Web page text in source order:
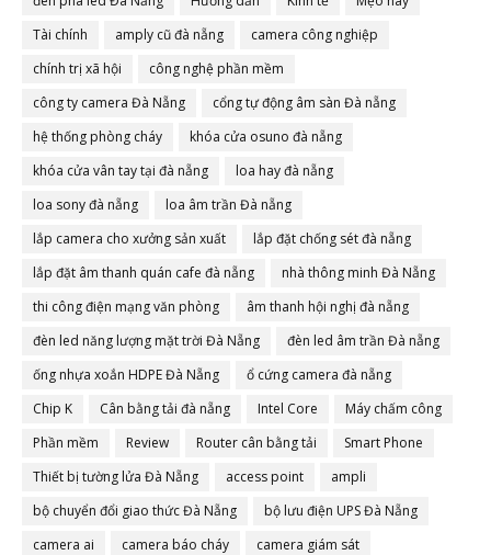
Tài chính
amply cũ đà nẵng
camera công nghiệp
chính trị xã hội
công nghệ phần mềm
công ty camera Đà Nẵng
cổng tự động âm sàn Đà nẵng
hệ thống phòng cháy
khóa cửa osuno đà nẵng
khóa cửa vân tay tại đà nẵng
loa hay đà nẵng
loa sony đà nẵng
loa âm trần Đà nẵng
lắp camera cho xưởng sản xuất
lắp đặt chống sét đà nẵng
lắp đặt âm thanh quán cafe đà nẵng
nhà thông minh Đà Nẵng
thi công điện mạng văn phòng
âm thanh hội nghị đà nẵng
đèn led năng lượng mặt trời Đà Nẵng
đèn led âm trần Đà nẵng
ống nhựa xoắn HDPE Đà Nẵng
ổ cứng camera đà nẵng
Chip K
Cân bằng tải đà nẵng Intel Core
Máy chấm công
Phần mềm
Review Router cân bằng tải
Smart Phone
Thiết bị tường lửa Đà Nẵng
access point
ampli
bộ chuyển đổi giao thức Đà Nẵng
bộ lưu điện UPS Đà Nẵng
camera ai
camera báo cháy
camera giám sát